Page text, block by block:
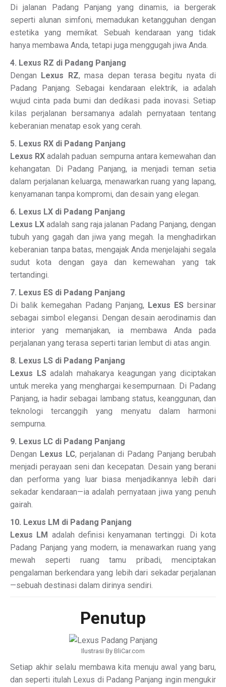
Di jalanan Padang Panjang yang dinamis, ia bergerak
seperti alunan simfoni, memadukan ketangguhan dengan
estetika yang memikat. Sebuah kendaraan yang tidak
hanya membawa Anda, tetapi juga menggugah jiwa Anda.
4. Lexus RZ di Padang Panjang
Dengan Lexus RZ, masa depan terasa begitu nyata di
Padang Panjang. Sebagai kendaraan elektrik, ia adalah
wujud cinta pada bumi dan dedikasi pada inovasi. Setiap
kilas perjalanan bersamanya adalah pernyataan tentang
keberanian menatap esok yang cerah.
5. Lexus RX di Padang Panjang
Lexus RX adalah paduan sempurna antara kemewahan dan
kehangatan. Di Padang Panjang, ia menjadi teman setia
dalam perjalanan keluarga, menawarkan ruang yang lapang,
kenyamanan tanpa kompromi, dan desain yang elegan.
6. Lexus LX di Padang Panjang
Lexus LX adalah sang raja jalanan Padang Panjang, dengan
tubuh yang gagah dan jiwa yang megah. Ia menghadirkan
keberanian tanpa batas, mengajak Anda menjelajahi segala
sudut kota dengan gaya dan kemewahan yang tak
tertandingi.
7. Lexus ES di Padang Panjang
Di balik kemegahan Padang Panjang, Lexus ES bersinar
sebagai simbol elegansi. Dengan desain aerodinamis dan
interior yang memanjakan, ia membawa Anda pada
perjalanan yang terasa seperti tarian lembut di atas angin.
8. Lexus LS di Padang Panjang
Lexus LSadalah mahakarya keagungan yang diciptakan
untuk mereka yang menghargai kesempurnaan. Di Padang
Panjang, ia hadir sebagai lambang status, keanggunan, dan
teknologi tercanggih yang menyatu dalam harmoni
sempurna.
9. Lexus LC di Padang Panjang
Dengan Lexus LC, perjalanan di Padang Panjang berubah
menjadi perayaan seni dan kecepatan. Desain yang berani
dan performa yang luar biasa menjadikannya lebih dari
sekadar kendaraan—ia adalah pernyataan jiwa yang penuh
gairah.
10. Lexus LM di Padang Panjang
Lexus LM adalah definisi kenyamanan tertinggi. Di kota
Padang Panjang yang modern, ia menawarkan ruang yang
mewah seperti ruang tamu pribadi, menciptakan
pengalaman berkendara yang lebih dari sekadar perjalanan
—sebuah destinasi dalam dirinya sendiri.
Penutup
Ilustrasi By BliCar.com
Setiap akhir selalu membawa kita menuju awal yang baru,
dan seperti itulah Lexus di Padang Panjang ingin mengukir